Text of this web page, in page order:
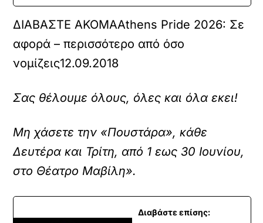
ΔΙΑΒΑΣΤΕ ΑΚΟΜΑAthens Pride 2026: Σε
αφορά – περισσότερο από όσο
νομίζεις12.09.2018
Σας θέλουμε όλους, όλες και όλα εκει!
Μη χάσετε την «Πουστάρα», κάθε
Δευτέρα και Τρίτη, από 1 εως 30 Ιουνίου,
στο Θέατρο Μαβίλη».
Διαβάστε επίσης: